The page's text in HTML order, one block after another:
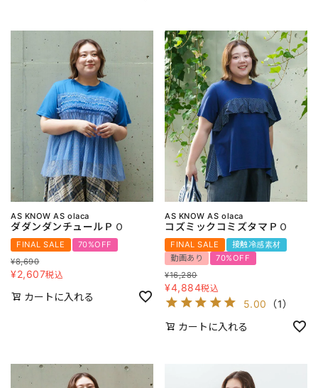
AS KNOW AS olaca
ダダンダンチュールＰＯ
FINAL SALE
70%OFF
¥8,690
¥2,607税込
カートに入れる
AS KNOW AS olaca
コズミックコミズタマＰＯ
FINAL SALE
接触冷感素材
動画あり
70%OFF
¥16,280
¥4,884税込
5.00 （1）
カートに入れる